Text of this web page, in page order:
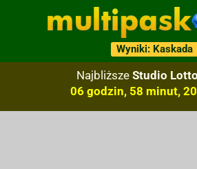
Wyniki: Kaskada
Najbliższe Studio Lotto
06 godzin, 58 minut,